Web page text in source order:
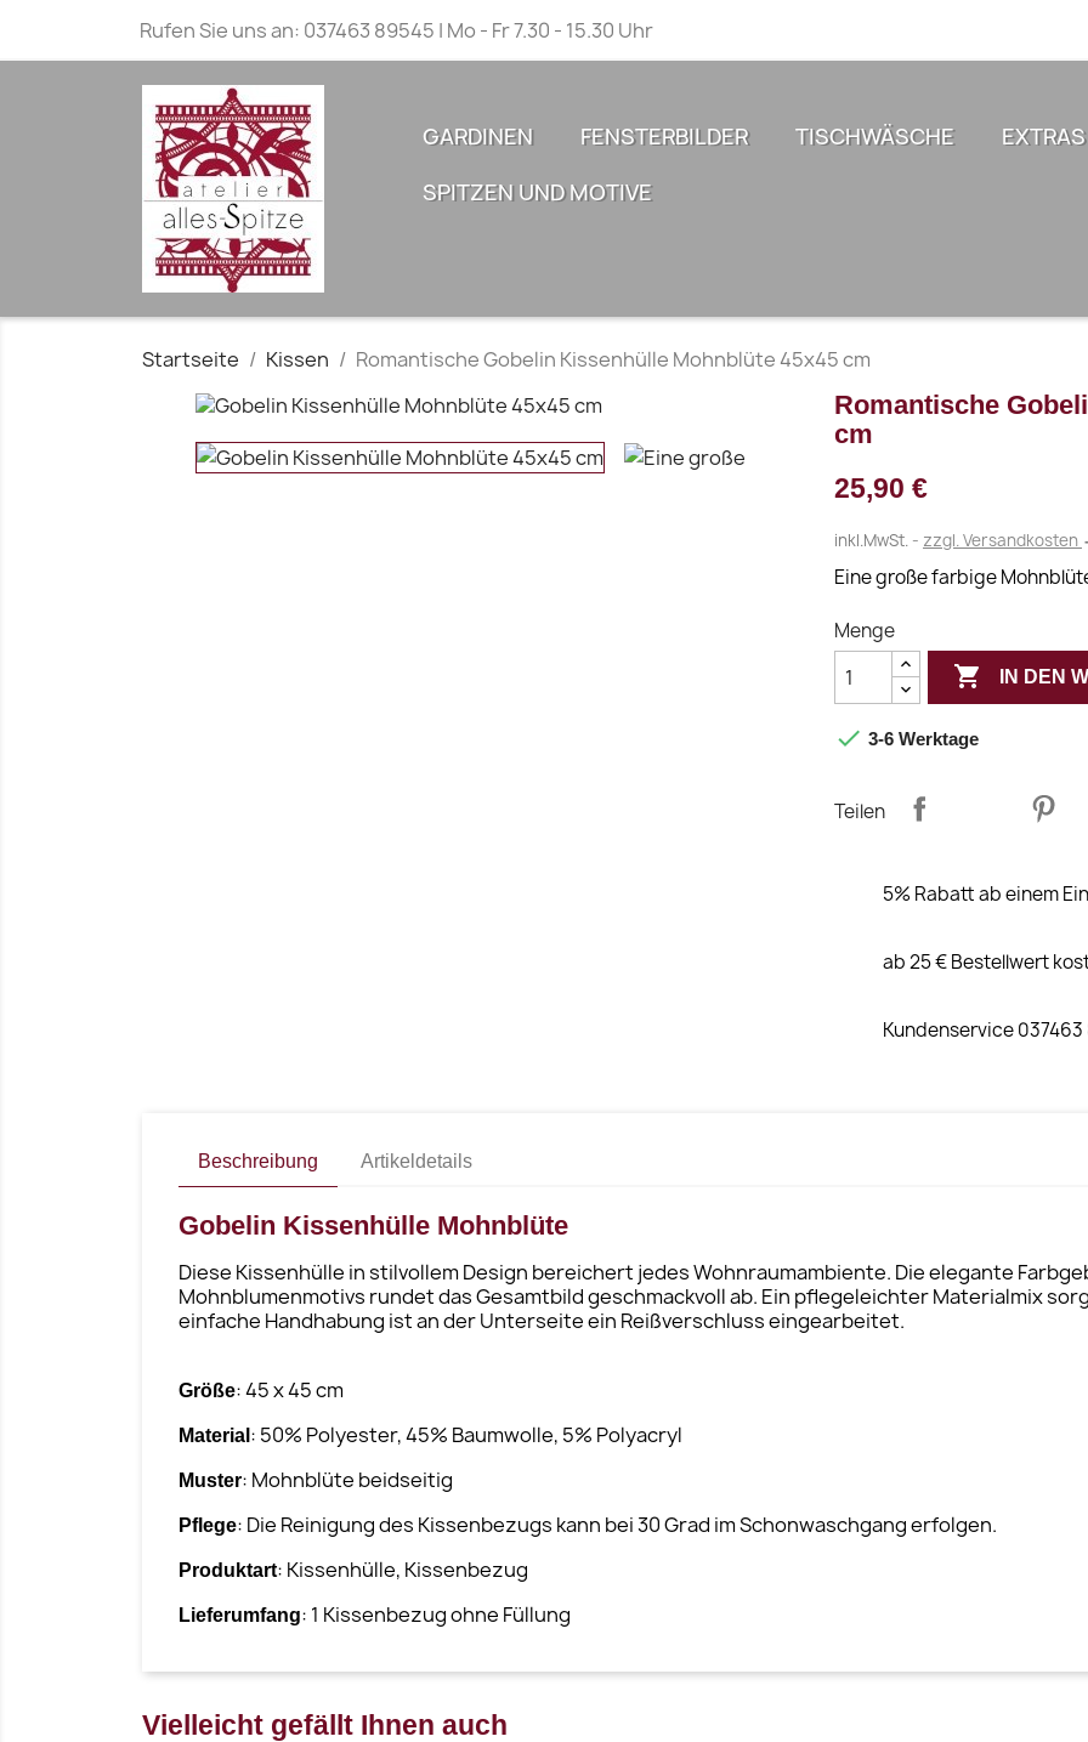
Rufen Sie uns an: 037463 89545 | Mo - Fr 7.30 - 15.30 Uhr
GARDINEN FENSTERBILDER TISCHWÄSCHE EXTRAS
SPITZEN UND MOTIVE
Startseite Kissen Romantische Gobelin Kissenhülle Mohnblüte 45x45 cm
Romantische
cm
25,90 €
inkl.MwSt. zzgl. Versandkosten
Eine große farbige
Menge
 IN DEN
 3-6 Werktage
Teilen
5% Rabatt ab einem
ab 25 € Bestellwert
Kundenservice
Beschreibung Artikeldetails
Gobelin Kissenhülle Mohnblüte
Diese Kissenhülle in stilvollem Design bereichert jedes Wohnraumambiente. Die elegante
Mohnblumenmotivs rundet das Gesamtbild geschmackvoll ab. Ein pflegeleichter Materialmix
einfache Handhabung ist an der Unterseite ein Reißverschluss eingearbeitet.
Größe: 45 x 45 cm
Material : 50% Polyester, 45% Baumwolle, 5% Polyacryl
Muster: Mohnblüte beidseitig
Pflege: Die Reinigung des Kissenbezugs kann bei 30 Grad im Schonwaschgang erfolgen.
Produktart: Kissenhülle, Kissenbezug
Lieferumfang: 1 Kissenbezug ohne Füllung
Vielleicht gefällt Ihnen auch